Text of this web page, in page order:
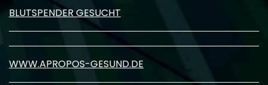
BLUTSPENDER GESUCHT
WWW.APROPOS-GESUND.DE